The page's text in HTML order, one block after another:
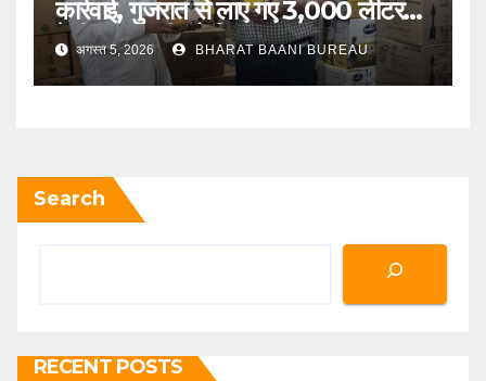
कार्रवाई, गुजरात से लाए गए 3,000 लीटर
देसी गाय के घी को किया जब्त
अगस्त 5, 2026 BHARAT BAANI BUREAU
Search
RECENT POSTS